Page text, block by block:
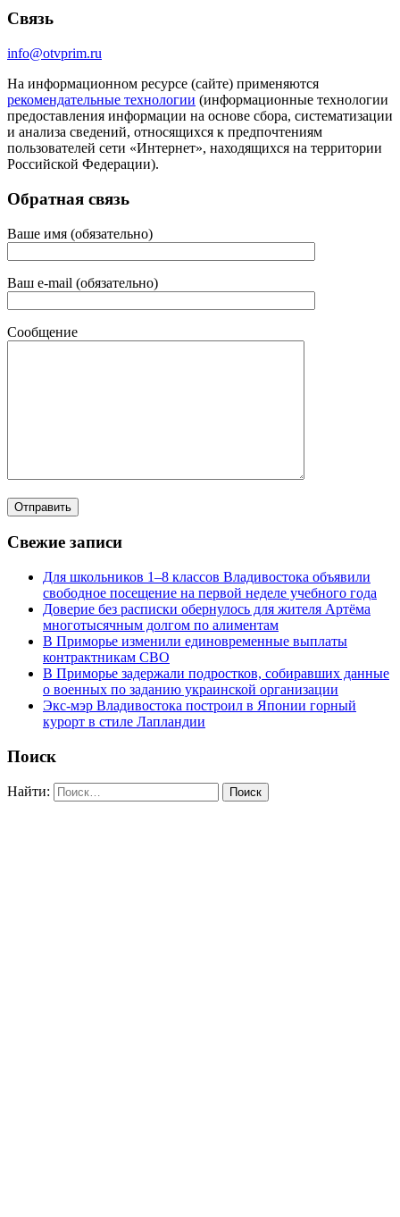
Связь
info@otvprim.ru
На информационном ресурсе (сайте) применяются
рекомендательные технологии (информационные технологии
предоставления информации на основе сбора, систематизации
и анализа сведений, относящихся к предпочтениям
пользователей сети «Интернет», находящихся на территории
Российской Федерации).
Обратная связь
Ваше имя (обязательно)
Ваш e-mail (обязательно)
Сообщение
Свежие записи
Для школьников 1–8 классов Владивостока объявили
свободное посещение на первой неделе учебного года
Доверие без расписки обернулось для жителя Артёма
многотысячным долгом по алиментам
В Приморье изменили единовременные выплаты
контрактникам СВО
В Приморье задержали подростков, собиравших данные
о военных по заданию украинской организации
Экс-мэр Владивостока построил в Японии горный
курорт в стиле Лапландии
Поиск
Найти: